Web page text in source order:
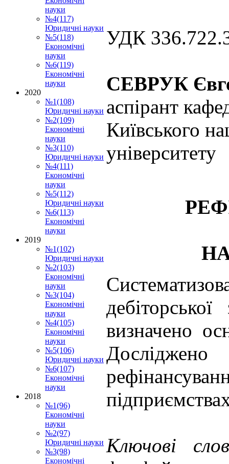
УДК
СЕВРУК
аспірант
Київського
університету
визначено
Ключові
науки
№4(117)
Юридичні науки
№5(118)
Економічні
науки
№6(119)
Економічні
науки
2020
№1(108)
Юридичні науки
№2(109)
Економічні
науки
№3(110)
Юридичні науки
№4(111)
Економічні
науки
№5(112)
Юридичні науки
№6(113)
Економічні
науки
2019
№1(102)
Юридичні науки
№2(103)
Економічні
науки
№3(104)
Економічні
науки
№4(105)
Економічні
науки
№5(106)
Юридичні науки
№6(107)
Економічні
науки
2018
№1(96)
Економічні
науки
№2(97)
Юридичні науки
№3(98)
Економічні